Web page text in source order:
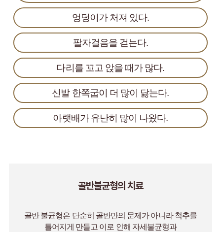
엉덩이가 처져 있다.
팔자걸음을 걷는다.
다리를 꼬고 앉을 때가 많다.
신발 한쪽굽이 더 많이 닳는다.
아랫배가 유난히 많이 나왔다.
골반불균형의 치료
골반 불균형은 단순히 골반만의 문제가 아니라 척추를
틀어지게 만들고 이로 인해 자세불균형과